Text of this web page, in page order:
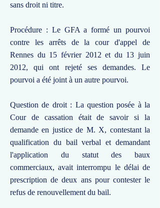
sans droit ni titre.
Procédure : Le GFA a formé un pourvoi
contre les arrêts de la cour d'appel de
Rennes du 15 février 2012 et du 13 juin
2012, qui ont rejeté ses demandes. Le
pourvoi a été joint à un autre pourvoi.
Question de droit : La question posée à la
Cour de cassation était de savoir si la
demande en justice de M. X, contestant la
qualification du bail verbal et demandant
l'application du statut des baux
commerciaux, avait interrompu le délai de
prescription de deux ans pour contester le
refus de renouvellement du bail.